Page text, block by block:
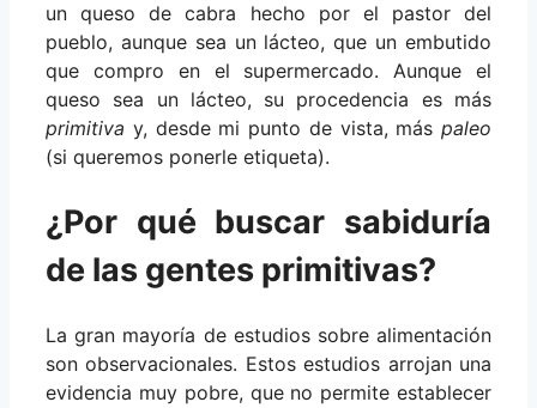
un queso de cabra hecho por el pastor del
pueblo, aunque sea un lácteo, que un embutido
que compro en el supermercado. Aunque el
queso sea un lácteo, su procedencia es más
primitiva y, desde mi punto de vista, más paleo
(si queremos ponerle etiqueta).
¿Por qué buscar sabiduría
de las gentes primitivas?
La gran mayoría de estudios sobre alimentación
son observacionales. Estos estudios arrojan una
evidencia muy pobre, que no permite establecer